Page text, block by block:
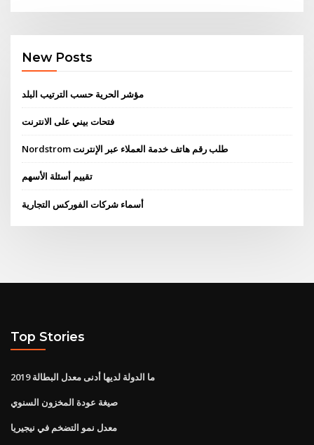
New Posts
مؤشر الحرية حسب الترتيب البلد
فتحات بيني على الانترنت
Nordstrom طلب رقم هاتف خدمة العملاء عبر الإنترنت
تقييم أسئلة الأسهم
أسماء شركات الفوركس التجارية
Top Stories
ما الدولة لديها أدنى معدل البطالة 2019
صيغة عودة المخزون السنوي
معدل نمو التضخم في نيجيريا